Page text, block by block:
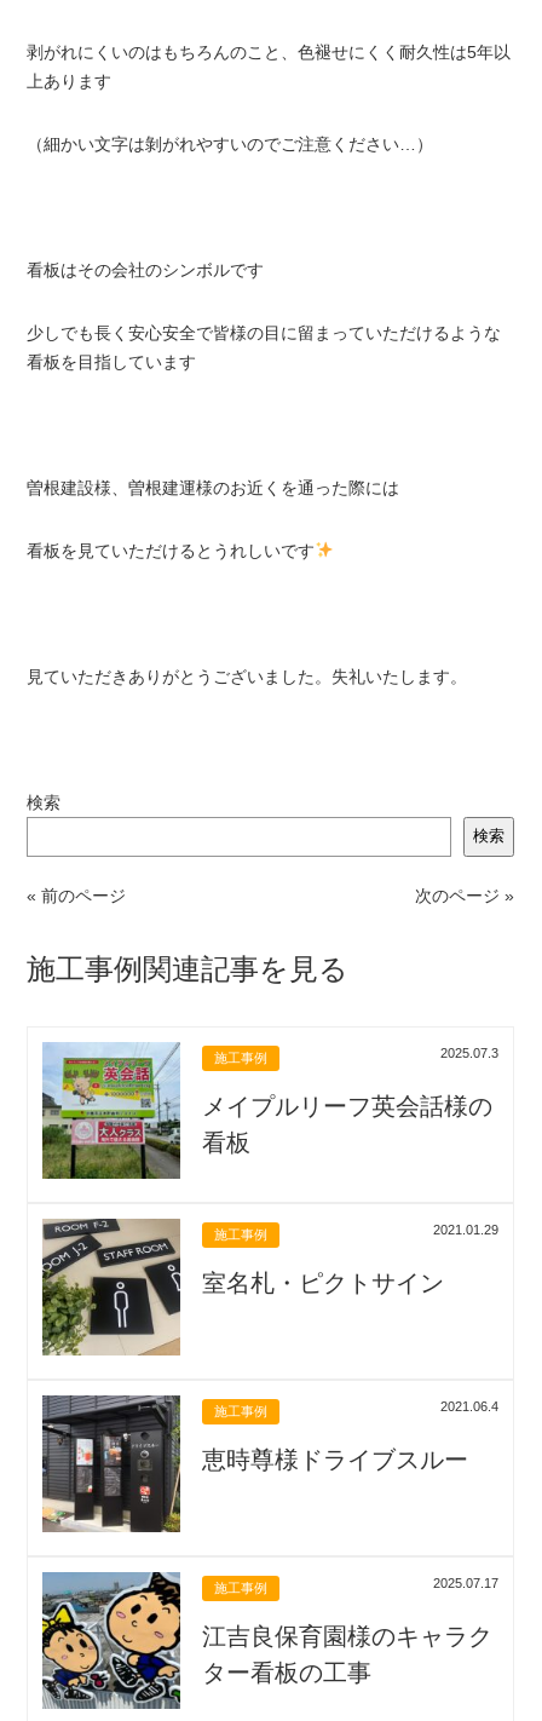
剥がれにくいのはもちろんのこと、色褪せにくく耐久性は5年以
上あります
（細かい文字は剝がれやすいのでご注意ください…）
看板はその会社のシンボルです
少しでも長く安心安全で皆様の目に留まっていただけるような
看板を目指しています
曽根建設様、曽根建運様のお近くを通った際には
看板を見ていただけるとうれしいです
見ていただきありがとうございました。失礼いたします。
検索
検索
« 前のページ 次のページ »
施工事例関連記事を見る
施工事例 2025.07.3
メイプルリーフ英会話様の
看板
施工事例 2021.01.29
室名札・ピクトサイン
施工事例 2021.06.4
恵時尊様ドライブスルー
施工事例 2025.07.17
江吉良保育園様のキャラク
ター看板の工事